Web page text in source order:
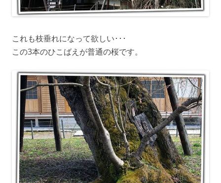
これも枝垂れになって欲しい･･･
この3本のひこばえが普通の桜です。